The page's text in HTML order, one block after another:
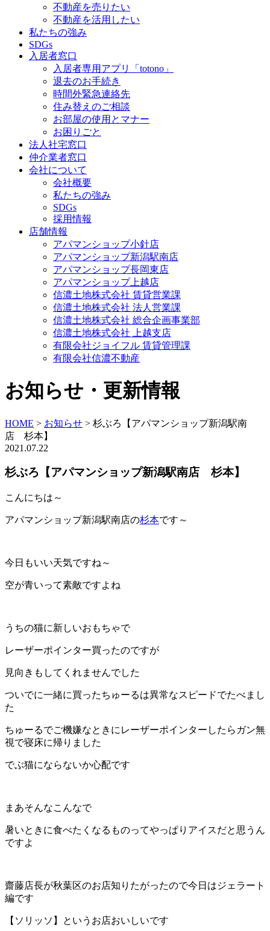
不動産を売りたい
不動産を活用したい
私たちの強み
SDGs
入居者窓口
入居者専用アプリ「totono」
退去のお手続き
時間外緊急連絡先
住み替えのご相談
お部屋の使用とマナー
お困りごと
法人社宅窓口
仲介業者窓口
会社について
会社概要
私たちの強み
SDGs
採用情報
店舗情報
アパマンショップ小針店
アパマンショップ新潟駅南店
アパマンショップ長岡東店
アパマンショップ上越店
信濃土地株式会社 賃貸営業課
信濃土地株式会社 法人営業課
信濃土地株式会社 総合企画事業部
信濃土地株式会社 上越支店
有限会社ジョイフル 賃貸管理課
有限会社信濃不動産
お知らせ・更新情報
HOME > お知らせ > 杉ぶろ【アパマンショップ新潟駅南
店 杉本】
2021.07.22
杉ぶろ【アパマンショップ新潟駅南店 杉本】
こんにちは～
アパマンショップ新潟駅南店の杉本です～
今日もいい天気ですね～
空が青いって素敵ですよね
うちの猫に新しいおもちゃで
レーザーポインター買ったのですが
見向きもしてくれませんでした
ついでに一緒に買ったちゅーるは異常なスピードでたべまし
た
ちゅーるでご機嫌なときにレーザーポインターしたらガン無
視で寝床に帰りました
でぶ猫にならないか心配です
まあそんなこんなで
暑いときに食べたくなるものってやっぱりアイスだと思うん
ですよ
齋藤店長が秋葉区のお店知りたがったので今日はジェラート
編です
【ソリッソ】というお店おいしいです